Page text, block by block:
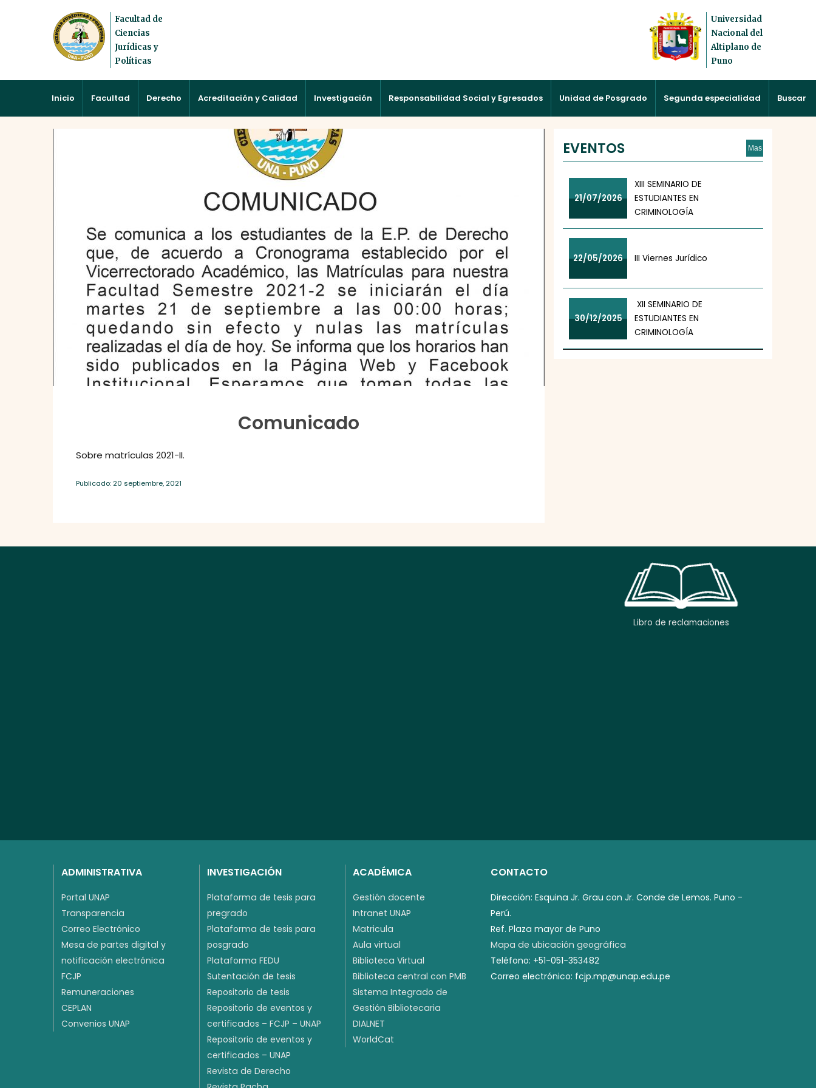
Facultad de
Ciencias
Jurídicas y
Políticas
Universidad
Nacional del
Altiplano de
Puno
Inicio Facultad Derecho Acreditación y Calidad Investigación Responsabilidad Social y Egresados Unidad de Posgrado Segunda especialidad Buscar
Comunicado
Sobre matrículas 2021-II.
Publicado: 20 septiembre, 2021
EVENTOS Mas
21/07/2026
XIII SEMINARIO DE
ESTUDIANTES EN
CRIMINOLOGÍA
22/05/2026 III Viernes Jurídico
30/12/2025
XII SEMINARIO DE
ESTUDIANTES EN
CRIMINOLOGÍA
Libro de reclamaciones
ADMINISTRATIVA
Portal UNAP
Transparencia
Correo Electrónico
Mesa de partes digital y
notificación electrónica
FCJP
Remuneraciones
CEPLAN
Convenios UNAP
INVESTIGACIÓN
Plataforma de tesis para
pregrado
Plataforma de tesis para
posgrado
Plataforma FEDU
Sutentación de tesis
Repositorio de tesis
Repositorio de eventos y
certificados – FCJP – UNAP
Repositorio de eventos y
certificados – UNAP
Revista de Derecho
ACADÉMICA
Gestión docente
Intranet UNAP
Matricula
Aula virtual
Biblioteca Virtual
Biblioteca central con PMB
Sistema Integrado de
Gestión Bibliotecaria
DIALNET
WorldCat
CONTACTO
Dirección: Esquina Jr. Grau con Jr. Conde de Lemos. Puno -
Perú.
Ref. Plaza mayor de Puno
Mapa de ubicación geográfica
Teléfono: +51-051-353482
Correo electrónico: fcjp.mp@unap.edu.pe